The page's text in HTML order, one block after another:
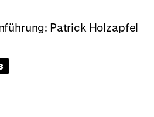
Patrick Holzapfel